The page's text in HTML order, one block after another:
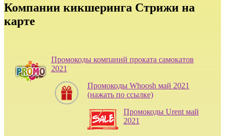
Компании кикшеринга Стрижи на
карте
Промокоды компаний проката самокатов
2021
Промокоды Whoosh май 2021
(нажать по ссылке)
Промокоды Urent май
2021